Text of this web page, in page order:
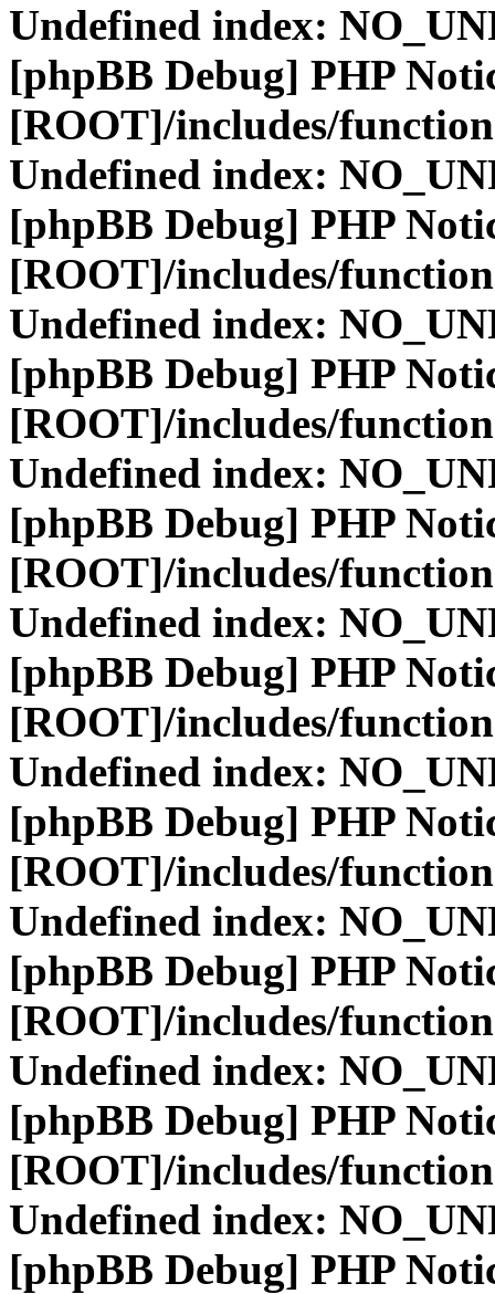
Undefined index:
[phpBB Debug] PHP
[ROOT]/includes/
Undefined index:
[phpBB Debug] PHP
[ROOT]/includes/
Undefined index:
[phpBB Debug] PHP
[ROOT]/includes/
Undefined index:
[phpBB Debug] PHP
[ROOT]/includes/
Undefined index:
[phpBB Debug] PHP
[ROOT]/includes/
Undefined index:
[phpBB Debug] PHP
[ROOT]/includes/
Undefined index:
[phpBB Debug] PHP
[ROOT]/includes/
Undefined index:
[phpBB Debug] PHP
[ROOT]/includes/
Undefined index:
[phpBB Debug] PHP